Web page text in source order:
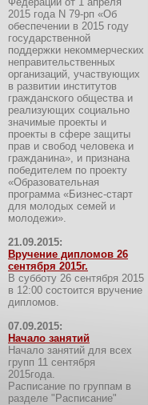
2015 года N 79-рп «Об
обеспечении в 2015 году
государственной
поддержки некоммерческих
неправительственных
организаций, участвующих
в развитии институтов
гражданского общества и
реализующих социально
значимые проекты и
проекты в сфере защиты
прав и свобод человека и
гражданина», и признана
победителем по проекту
«Образовательная
программа «Бизнес-старт
для молодых семей и
молодежи».
21.09.2015:
Вручение дипломов 26
сентября 2015г.
В субботу 26 сентября 2015
в 12:00 состоится вручение
дипломов.
07.09.2015:
Начало занятий
Начало занятий для всех
групп 11 сентября
2015года.
Расписание по группам в
разделе "Расписание"